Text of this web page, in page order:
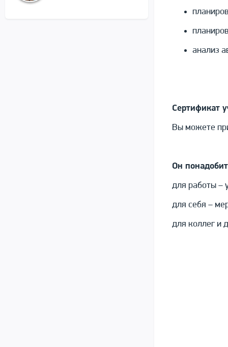
анализ
Сертификат
Вы можете
Он
для работы –
для себя –
для коллег и